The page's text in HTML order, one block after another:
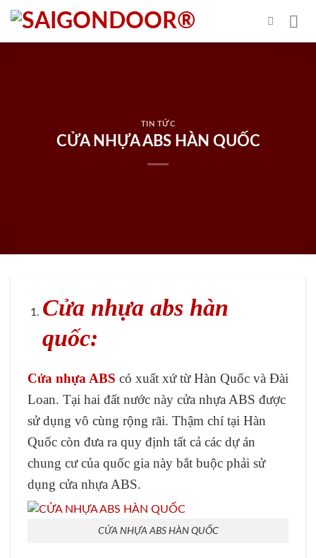
Skip
content
TIN TỨC
CỬA NHỰA ABS HÀN QUỐC
Cửa nhựa abs hàn
quốc:
Cửa nhựa ABS có xuất xứ từ Hàn Quốc và Đài
Loan. Tại hai đất nước này cửa nhựa ABS được
sử dụng vô cùng rộng rãi. Thậm chí tại Hàn
Quốc còn đưa ra quy định tất cả các dự án
chung cư của quốc gia này bắt buộc phải sử
dụng cửa nhựa ABS.
CỬA NHỰA ABS HÀN QUỐC